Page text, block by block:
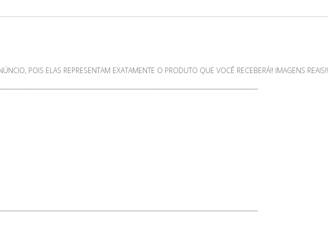
POIS ELAS REPRESENTAM EXATAMENTE O PRODUTO QUE VOCÊ RECEBERÁ!! IMAGENS REAIS!!